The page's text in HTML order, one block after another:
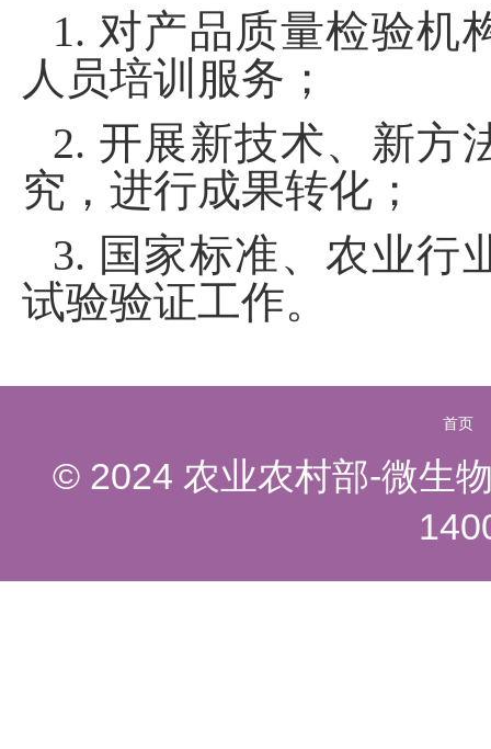
1. 对产品质量检验机
人员培训服务；
2. 开展新技术、新方
究，进行成果转化；
3. 国家标准、农业行
试验验证工作。
首页
© 2024 农业农村部-微生